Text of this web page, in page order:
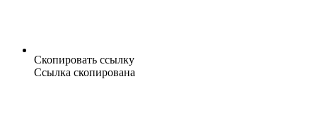
Скопировать ссылку
Ссылка скопирована